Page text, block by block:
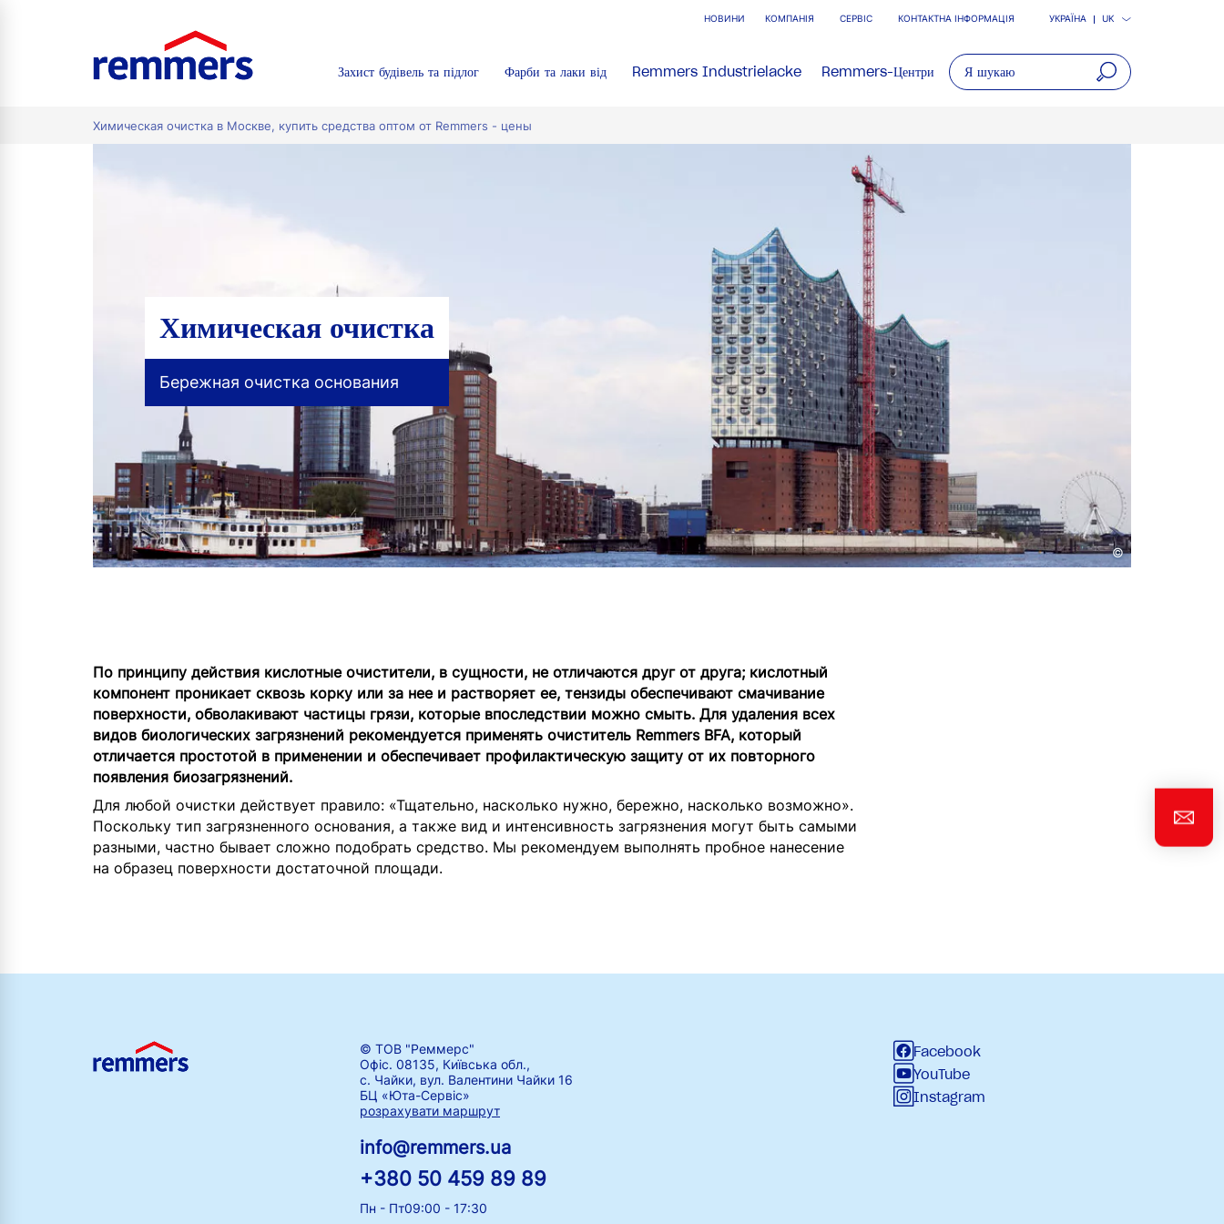
НОВИНИ КОМПАНІЯ СЕРВІС КОНТАКТНА ІНФОРМАЦІЯ УКРАЇНА UK
Захист будівель та підлог Фарби та лаки від Remmers Industrielacke Remmers-Центри
Химическая очистка в Москве, купить средства оптом от Remmers - цены
©
Химическая очистка
Бережная очистка основания
По принципу действия кислотные очистители, в сущности, не отличаются друг от друга; кислотный
компонент проникает сквозь корку или за нее и растворяет ее, тензиды обеспечивают смачивание
поверхности, обволакивают частицы грязи, которые впоследствии можно смыть. Для удаления всех
видов биологических загрязнений рекомендуется применять очиститель Remmers BFA, который
отличается простотой в применении и обеспечивает профилактическую защиту от их повторного
появления биозагрязнений.
Для любой очистки действует правило: «Тщательно, насколько нужно, бережно, насколько возможно».
Поскольку тип загрязненного основания, а также вид и интенсивность загрязнения могут быть самыми
разными, частно бывает сложно подобрать средство. Мы рекомендуем выполнять пробное нанесение
на образец поверхности достаточной площади.
© ТОВ "Реммерс"
Офіс. 08135, Київська обл.,
с. Чайки, вул. Валентини Чайки 16
БЦ «Юта-Сервіс»
розрахувати маршрут
info@remmers.ua
+380 50 459 89 89
Пн - Пт09:00 - 17:30
Facebook
YouTube
Instagram